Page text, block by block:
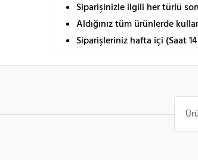
Siparişinizle ilgili her türlü
Aldığınız tüm ürünlerde
Siparişleriniz hafta içi (Saat
Ara: